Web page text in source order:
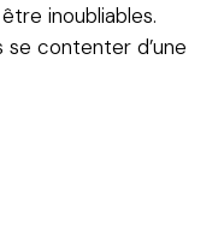
inoubliables.
se contenter d’une